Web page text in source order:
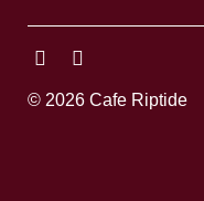
FacebookInstagram
© 2026 Cafe Riptide